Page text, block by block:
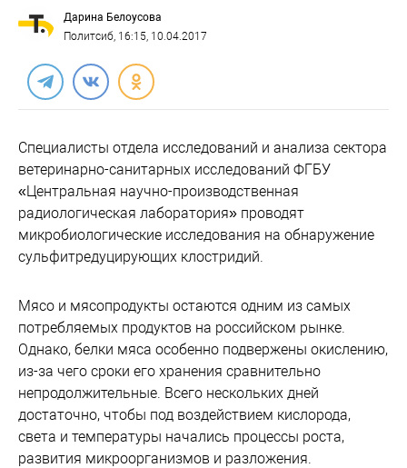
Дарина Белоусова
Политсиб, 16:15, 10.04.2017
Специалисты отдела исследований и анализа сектора
ветеринарно-санитарных исследований ФГБУ
«Центральная научно-производственная
радиологическая лаборатория» проводят
микробиологические исследования на обнаружение
сульфитредуцирующих клостридий.
Мясо и мясопродукты остаются одним из самых
потребляемых продуктов на российском рынке.
Однако, белки мяса особенно подвержены окислению,
из-за чего сроки его хранения сравнительно
непродолжительные. Всего нескольких дней
достаточно, чтобы под воздействием кислорода,
света и температуры начались процессы роста,
развития микроорганизмов и разложения.